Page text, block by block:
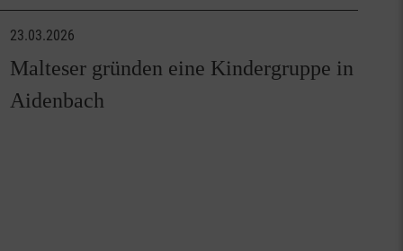
23.03.2026
Malteser gründen eine Kindergruppe in
Aidenbach